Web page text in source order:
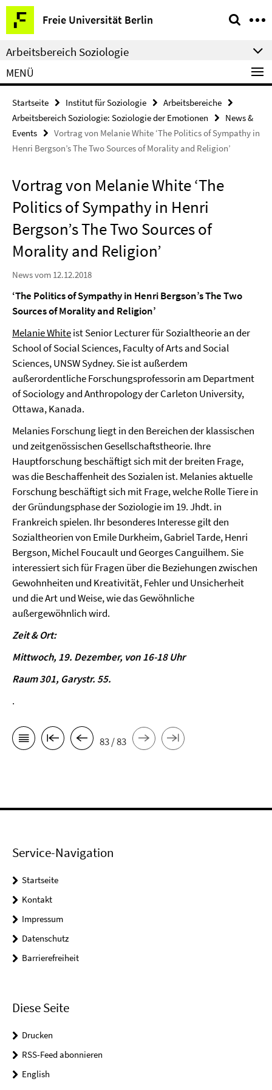
Springe
direkt
zu
Inhalt
Freie Universität Berlin
Service-
Navigation
Arbeitsbereich Soziologie
MENÜ
Startseite Institut für Soziologie
Arbeitsbereiche
Arbeitsbereich Soziologie: Soziologie der Emotionen
News &
Events
Vortrag von Melanie White ‘The Politics of Sympathy in
Henri Bergson’s The Two Sources of Morality and Religion’
Vortrag von Melanie White ‘The
Politics of Sympathy in Henri
Bergson’s The Two Sources of
Morality and Religion’
News vom 12.12.2018
‘The Politics of Sympathy in Henri Bergson’s The Two
Sources of Morality and Religion’
Melanie Whiteist Senior Lecturer für Sozialtheorie an der
School of Social Sciences, Faculty of Arts and Social
Sciences, UNSW Sydney. Sie ist außerdem
außerordentliche Forschungsprofessorin am Department
of Sociology and Anthropology der Carleton University,
Ottawa, Kanada.
Melanies Forschung liegt in den Bereichen der klassischen
und zeitgenössischen Gesellschaftstheorie. Ihre
Hauptforschung beschäftigt sich mit der breiten Frage,
was die Beschaffenheit des Sozialen ist. Melanies aktuelle
Forschung beschäftigt sich mit Frage, welche Rolle Tiere in
der Gründungsphase der Soziologie im 19. Jhdt. in
Frankreich spielen. Ihr besonderes Interesse gilt den
Sozialtheorien von Emile Durkheim, Gabriel Tarde, Henri
Bergson, Michel Foucault und Georges Canguilhem. Sie
interessiert sich für Fragen über die Beziehungen zwischen
Gewohnheiten und Kreativität, Fehler und Unsicherheit
und die Art und Weise, wie das Gewöhnliche
außergewöhnlich wird.
Zeit & Ort:
Mittwoch, 19. Dezember, von 16-18 Uhr
Raum 301, Garystr. 55.
.
83 / 83
Service-Navigation
Startseite
Kontakt
Impressum
Datenschutz
Barrierefreiheit
Diese Seite
Drucken
RSS-Feed abonnieren
English